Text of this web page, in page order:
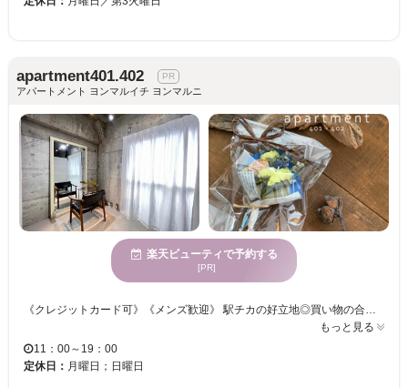
apartment401.402
アパートメント ヨンマルイチ ヨンマルニ
楽天ビューティで予約する
[PR]
もっと見る
11：00～19：00
定休日： 月曜日；日曜日